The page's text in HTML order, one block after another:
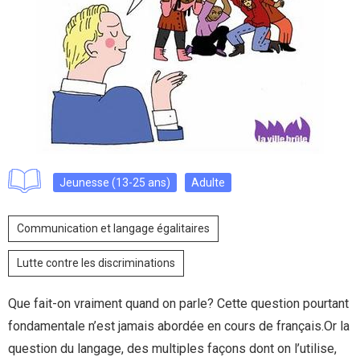
Jeunesse (13-25 ans) Adulte
Communication et langage égalitaires
Lutte contre les discriminations
Que fait-on vraiment quand on parle? Cette question pourtant
fondamentale n’est jamais abordée en cours de français.Or la
question du langage, des multiples façons dont on l’utilise,